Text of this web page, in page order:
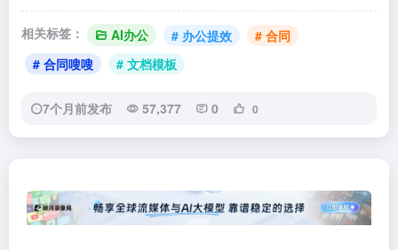
相关标签： AI办公 # 办公提效
# 合同
# 合同嗖嗖
# 文档模板
7个月前发布 57,377 0 0